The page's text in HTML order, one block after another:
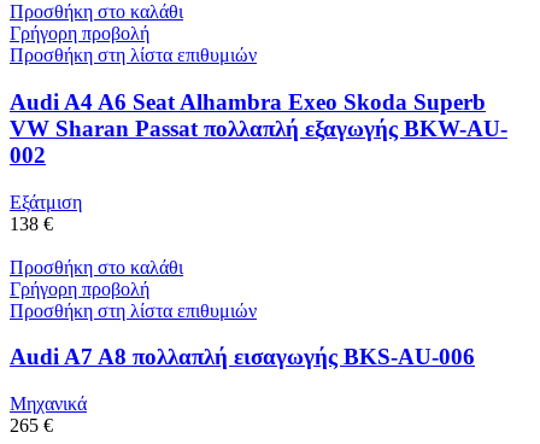
Προσθήκη στο καλάθι
Γρήγορη προβολή
Προσθήκη στη λίστα επιθυμιών
Audi A4 A6 Seat Alhambra Exeo Skoda Superb
VW Sharan Passat πολλαπλή εξαγωγής BKW-AU-
002
Εξάτμιση
138 €
Προσθήκη στο καλάθι
Γρήγορη προβολή
Προσθήκη στη λίστα επιθυμιών
Audi A7 A8 πολλαπλή εισαγωγής BKS-AU-006
Μηχανικά
265 €